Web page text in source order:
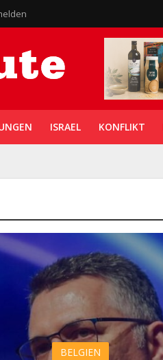
ISRAEL KONFLIKT
BELGIEN